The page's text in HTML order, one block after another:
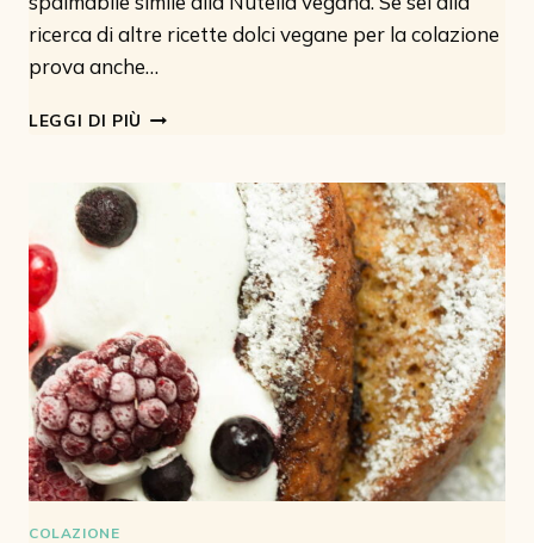
ricerca di altre ricette dolci vegane per la colazione
prova anche…
LEGGI DI PIÙ CREMA
CACAO
INGREDIENTI)
COLAZIONE